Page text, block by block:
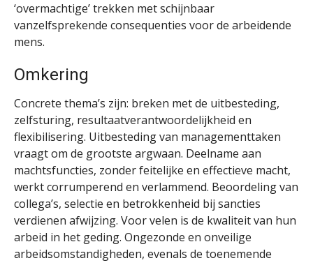
‘overmachtige’ trekken met schijnbaar
vanzelfsprekende consequenties voor de arbeidende
mens.
Omkering
Concrete thema’s zijn: breken met de uitbesteding,
zelfsturing, resultaatverantwoordelijkheid en
flexibilisering. Uitbesteding van managementtaken
vraagt om de grootste argwaan. Deelname aan
machtsfuncties, zonder feitelijke en effectieve macht,
werkt corrumperend en verlammend. Beoordeling van
collega’s, selectie en betrokkenheid bij sancties
verdienen afwijzing. Voor velen is de kwaliteit van hun
arbeid in het geding. Ongezonde en onveilige
arbeidsomstandigheden, evenals de toenemende